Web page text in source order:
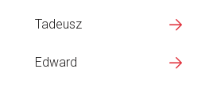
Tadeusz
Edward